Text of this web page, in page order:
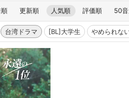
更新順 人気順 評価順 50
台湾ドラマ [BL]大学生 やめられな